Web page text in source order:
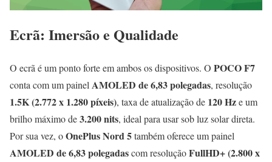
Ecrã: Imersão e Qualidade
O ecrã é um ponto forte em ambos os dispositivos. O POCO F7
conta com um painelAMOLED de 6,83 polegadas, resolução
1.5K (2.772 x 1.280 píxeis), taxa de atualização de 120 Hze um
brilho máximo de3.200 nits, ideal para usar sob luz solar direta.
Por sua vez, oOnePlus Nord 5também oferece um painel
AMOLED de 6,83 polegadascom resoluçãoFullHD+ (2.800 x